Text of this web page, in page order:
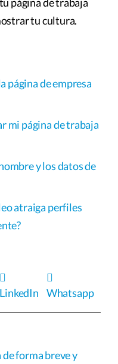
tu cultura.
página de empresa
mi página de trabaja
y los datos de
atraiga perfiles
LinkedIn Whatsapp
forma breve y